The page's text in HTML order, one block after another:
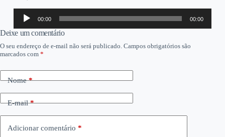
Tocador
áudio
00:00 00:00
Deixe um comentário
O seu endereço de e-mail não será publicado. Campos obrigatórios são
marcados com *
Nome*
E-mail*
Adicionar comentário *